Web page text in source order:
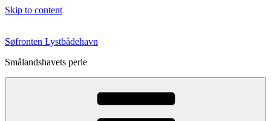
Skip to content
Søfronten Lystbådehavn
Smålandshavets perle